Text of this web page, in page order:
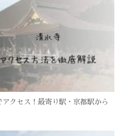
アクセス！最寄り駅・京都駅から